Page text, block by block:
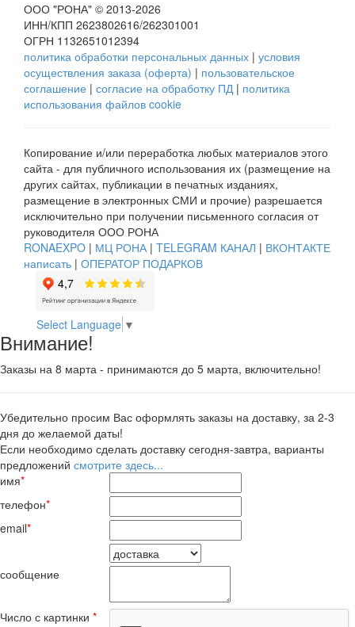
ООО "РОНА" © 2013-2026
ИНН/КПП 2623802616/262301001
ОГРН 1132651012394
политика обработки персональных данных | условия
осуществления заказа (оферта) | пользовательское
соглашение | согласие на обработку ПД| политика
использования файлов cookie
Копирование и/или переработка любых материалов этого
сайта - для публичного использования их (размещение на
других сайтах, публикации в печатных изданиях,
размещение в электронных СМИ и прочие) разрешается
исключительно при получении письменного согласия от
руководителя ООО РОНА
RONAEXPO | МЦ РОНА| TELEGRAM КАНАЛ | ВКОНТАКТЕ
написать | ОПЕРАТОР ПОДАРКОВ
Select Language ▼
Внимание!
Заказы на 8 марта - принимаются до 5 марта, включительно!
Убедительно просим Вас оформлять заказы на доставку, за 2-3
дня до желаемой даты!
Если необходимо сделать доставку сегодня-завтра, варианты
предложений смотрите здесь...
имя*
телефон*
email*
сообщение
Число с картинки *